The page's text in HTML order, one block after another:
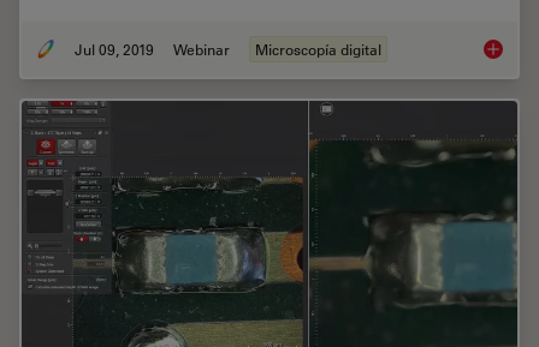
Jul 09, 2019 Webinar Microscopía digital Digital